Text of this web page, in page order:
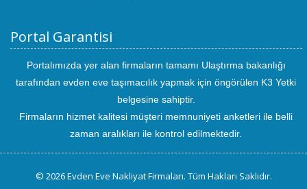
Portal Garantisi
Portalımızda yer alan firmaların tamamı Ulaştırma bakanlığı
tarafından evden eve taşımacılık yapmak için öngörülen K3 Yetki
belgesine sahiptir.
Firmaların hizmet kalitesi müşteri memnuniyeti anketleri ile belli
zaman aralıkları ile kontrol edilmektedir.
© 2026 Evden Eve Nakliyat Firmaları. Tüm Hakları Saklıdır.